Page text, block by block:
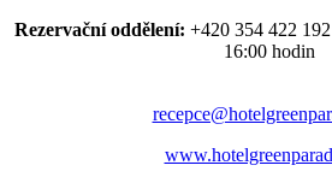
Rezervační oddělení: +420 354 422
16:00 hodin